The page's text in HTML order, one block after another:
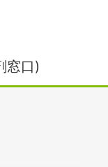
窓口)